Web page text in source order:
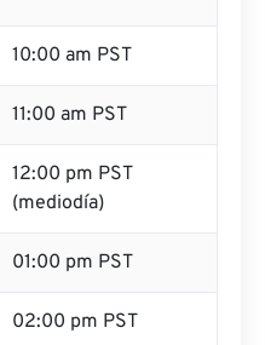
10:00 am PST
11:00 am PST
12:00 pm PST
(mediodía)
01:00 pm PST
02:00 pm PST